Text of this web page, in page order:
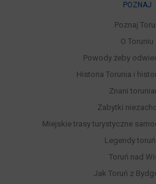
POZNAJ
Poznaj
O Toruniu
Powody żeby
Historia Torunia i
Znani
Zabytki
Miejskie trasy turystyczne
Legendy
Toruń nad
Jak Toruń z